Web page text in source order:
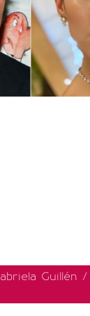
Guillén /